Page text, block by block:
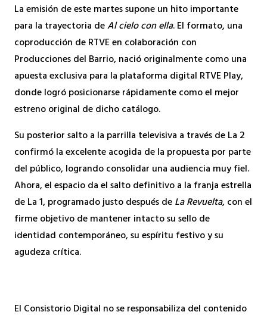
La emisión de este martes supone un hito importante
para la trayectoria deAl cielo con ella. El formato, una
coproducción de RTVE en colaboración con
Producciones del Barrio, nació originalmente como una
apuesta exclusiva para la plataforma digital RTVE Play,
donde logró posicionarse rápidamente como el mejor
estreno original de dicho catálogo.
Su posterior salto a la parrilla televisiva a través de La 2
confirmó la excelente acogida de la propuesta por parte
del público, logrando consolidar una audiencia muy fiel.
Ahora, el espacio da el salto definitivo a la franja estrella
de La 1, programado justo después deLa Revuelta, con el
firme objetivo de mantener intacto su sello de
identidad contemporáneo, su espíritu festivo y su
agudeza crítica.
El Consistorio Digital no se responsabiliza del contenido